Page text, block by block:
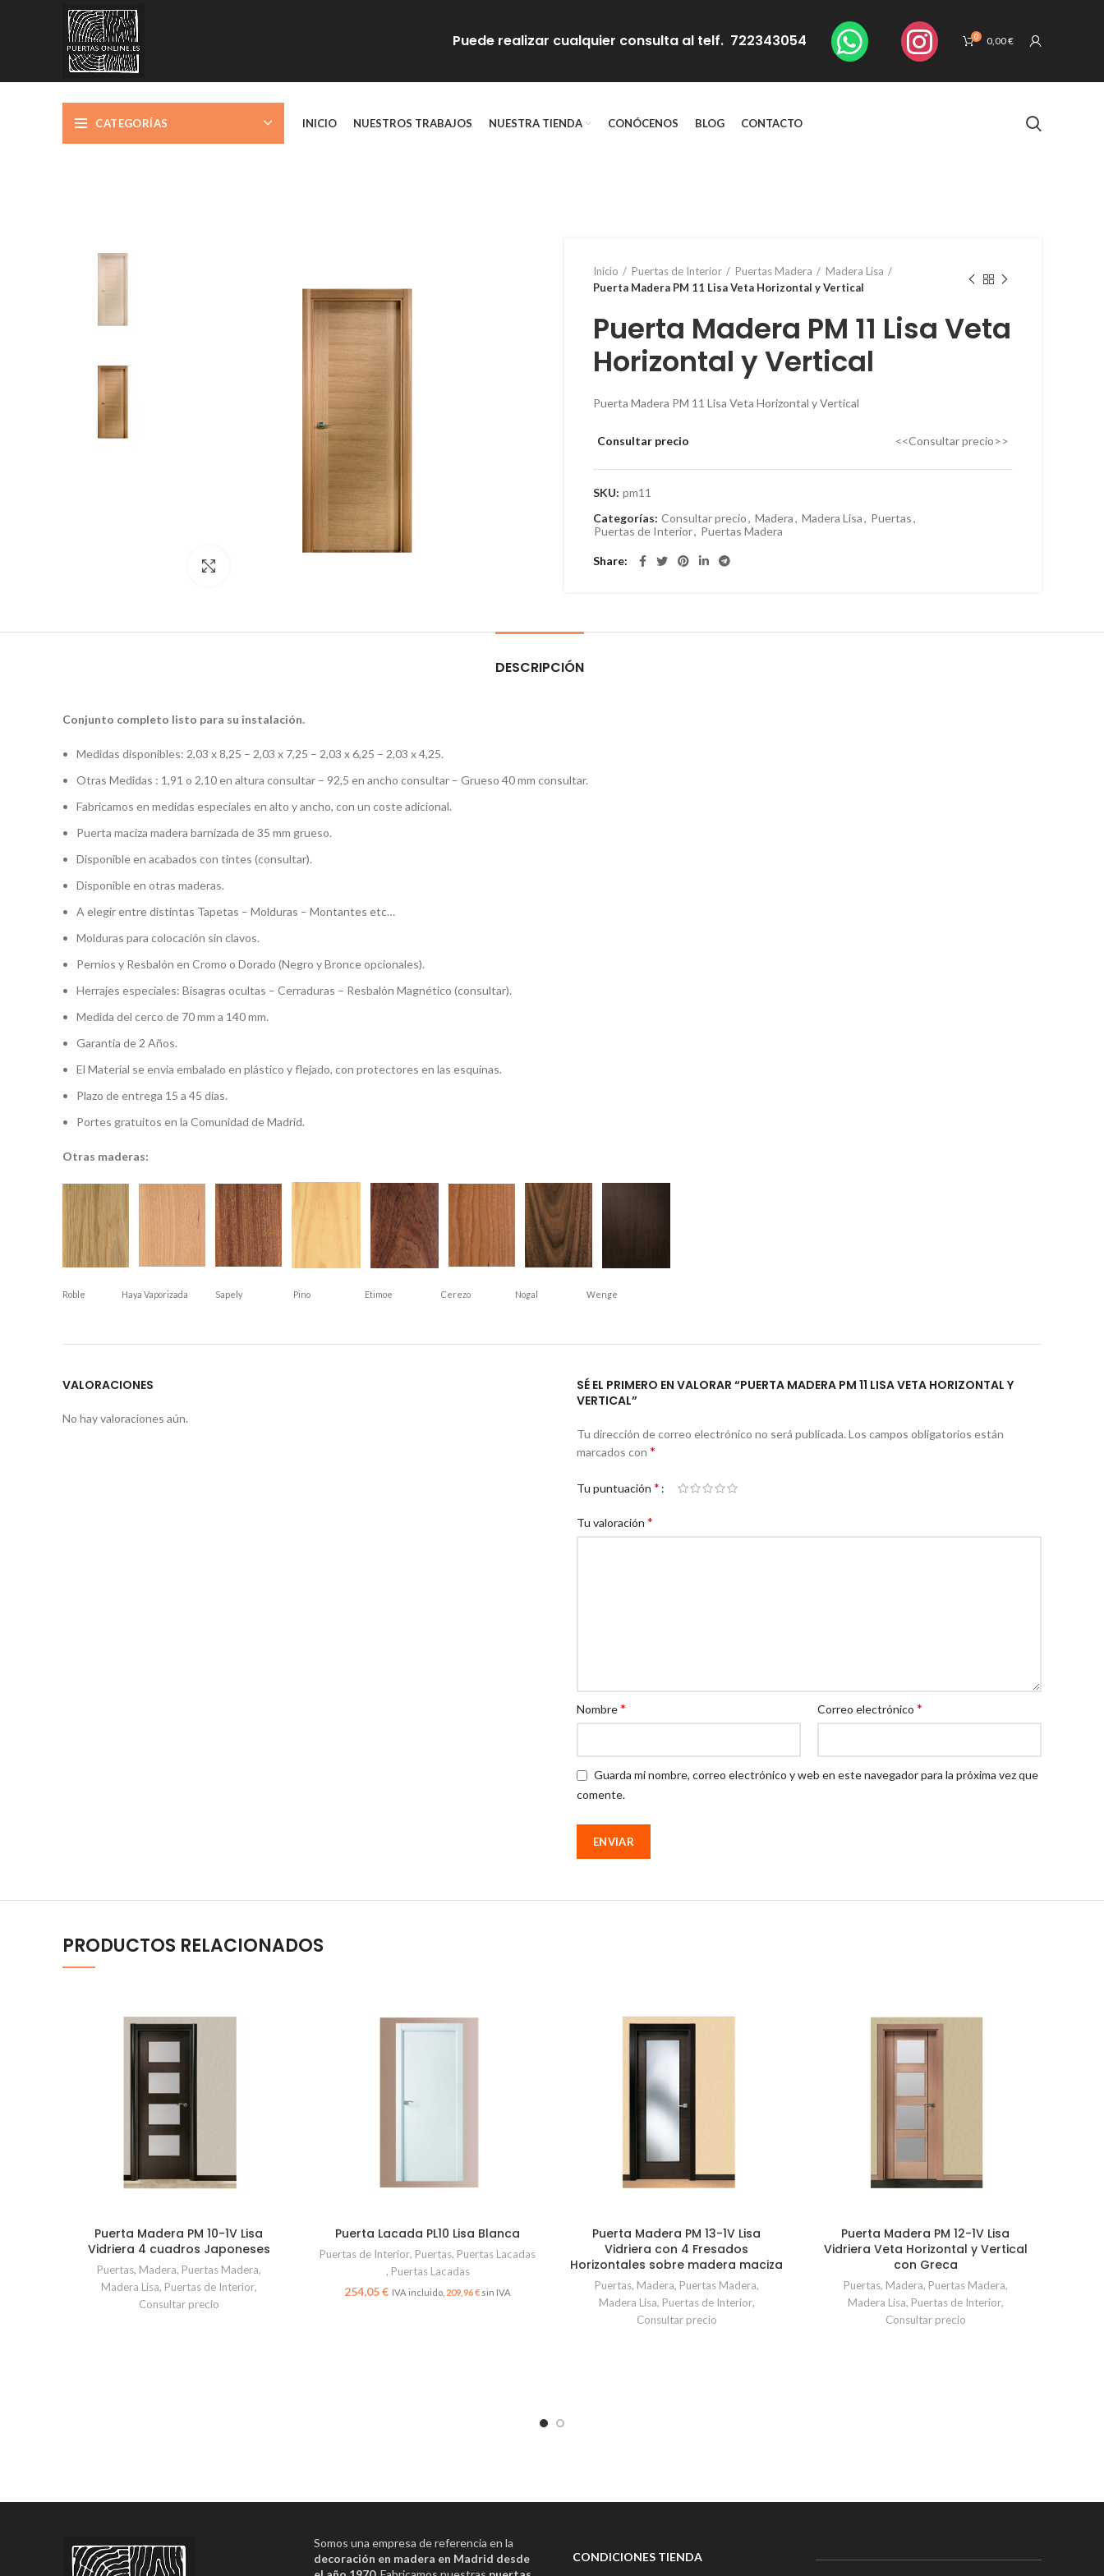
Puede realizar cualquier consulta al telf. 722343054 0 0,00€
CATEGORÍAS INICIO NUESTROS TRABAJOS NUESTRA TIENDA CONÓCENOS BLOG CONTACTO
Inicio Puertas de Interior Puertas Madera
Madera Lisa
Puerta Madera PM 11 Lisa Veta Horizontal y Vertical
Puerta Madera PM 11 Lisa Veta
Horizontal y Vertical
Puerta Madera PM 11 Lisa Veta Horizontal y Vertical
Consultar precio <<Consultar precio>>
SKU: pm11
Categorías: Consultar precio, Madera, Madera Lisa, Puertas,
Puertas de Interior, Puertas Madera
Share
DESCRIPCIÓN
Conjunto completo listo para su instalación.
Medidas disponibles: 2,03 x 8,25 – 2,03 x 7,25 – 2,03 x 6,25 – 2,03 x 4,25.
Otras Medidas : 1,91 o 2,10 en altura consultar – 92,5 en ancho consultar – Grueso 40 mm consultar.
Fabricamos en medidas especiales en alto y ancho, con un coste adicional.
Puerta maciza madera barnizada de 35 mm grueso.
Disponible en acabados con tintes (consultar).
Disponible en otras maderas.
A elegir entre distintas Tapetas – Molduras – Montantes etc…
Molduras para colocación sin clavos.
Pernios y Resbalón en Cromo o Dorado (Negro y Bronce opcionales).
Herrajes especiales: Bisagras ocultas – Cerraduras – Resbalón Magnético (consultar).
Medida del cerco de 70 mm a 140 mm.
Garantia de 2 Años.
El Material se envia embalado en plástico y flejado, con protectores en las esquinas.
Plazo de entrega 15 a 45 días.
Portes gratuitos en la Comunidad de Madrid.
Otras maderas:
Roble Haya Vaporizada Sapely Pino Etimoe Cerezo Nogal Wenge
VALORACIONES
No hay valoraciones aún.
SÉ EL PRIMERO EN VALORAR “PUERTA MADERA PM 11 LISA VETA HORIZONTAL Y
VERTICAL”
Tu dirección de correo electrónico no será publicada. Los campos obligatorios están
marcados con *
Tu puntuación *
Tu valoración *
Nombre* Correo electrónico *
Guarda mi nombre, correo electrónico y web en este navegador para la próxima vez que
comente.
PRODUCTOS RELACIONADOS
Puerta Madera PM 10-1V Lisa
Vidriera 4 cuadros Japoneses
Puertas, Madera, Puertas Madera,
Madera Lisa, Puertas de Interior,
Consultar precio
Puerta Lacada PL10 Lisa Blanca
Puertas de Interior, Puertas, Puertas Lacadas
, Puertas Lacadas
€ 209,96€
Puerta Madera PM 13-1V Lisa
Vidriera con 4 Fresados
Horizontales sobre madera maciza
Puertas, Madera, Puertas Madera,
Madera Lisa, Puertas de Interior,
Consultar precio
Puerta Madera PM 12-1V Lisa
Vidriera Veta Horizontal y Vertical
con Greca
Puertas, Madera, Puertas Madera,
Madera Lisa, Puertas de Interior,
Consultar precio
Somos una empresa de referencia en la
decoración en madera en Madrid desde
CONDICIONES TIENDA